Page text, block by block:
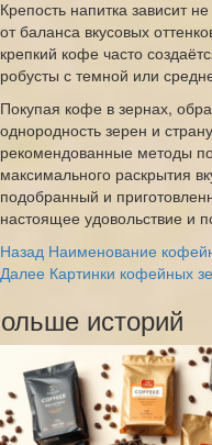
Крепость напитка зависит
от баланса вкусовых
крепкий кофе часто
робусты с темной или
Покупая кофе в зернах,
однородность зерен и
рекомендованные методы
максимального раскрытия
подобранный и
настоящее удовольствие и
Post
Navigation
Назад Наименование
Далее Картинки кофейных
историй